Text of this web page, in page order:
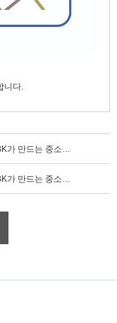
니다.
IBK가 만드는 중소기업 경제 연구 IBK가 만드는 중소기업 경제 연구
IBK가 만드는 중소기업 경제 연구 IBK가 만드는 중소기업 경제 연구